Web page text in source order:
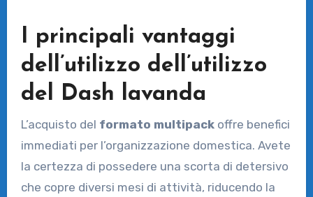
I principali vantaggi
dell’utilizzo dell’utilizzo
del Dash lavanda
L’acquisto del formato multipackoffre benefici
immediati per l’organizzazione domestica. Avete
la certezza di possedere una scorta di detersivo
che copre diversi mesi di attività, riducendo la